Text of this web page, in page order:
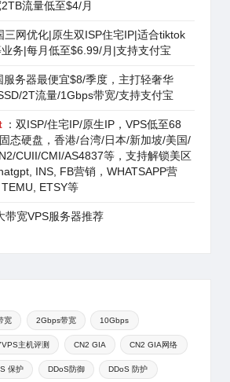
流量低至$4/月
三网优化|原生双ISP住宅IP|适合tiktok
务|每月低至$6.99/月|支持支付宝
服务器最便宜$8/季度，主打轻奢华
2T流量/1Gbps带宽/支持支付宝
：双ISP/住宅IP/原生IP，VPS低至68
态硬盘，香港/台湾/日本/新加坡/美国/
CUII/CMI/AS4837等，支持解锁美区
INS, FB营销，WHATSAPP营
ETSY等
带宽VPS服务器推荐
宽 2Gbps带宽 10Gbps
主机评测 CN2 GIA CN2 GIA网络
保护 DDoS防御 DDoS 防护